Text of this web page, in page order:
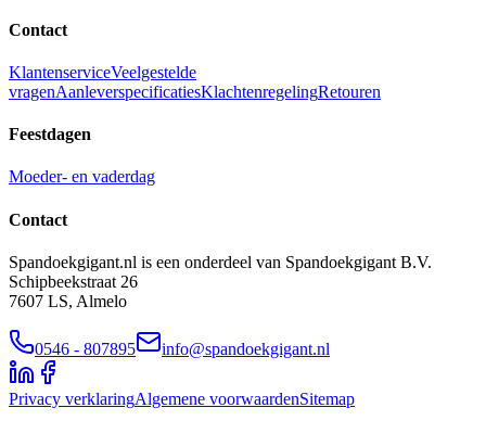
Contact
KlantenserviceVeelgestelde
vragenAanleverspecificatiesKlachtenregelingRetouren
Feestdagen
Moeder- en vaderdag
Contact
Spandoekgigant.nl is een onderdeel van Spandoekgigant B.V.
Schipbeekstraat 26
7607 LS, Almelo
0546 - 807895 info@spandoekgigant.nl
Privacy verklaringAlgemene voorwaardenSitemap